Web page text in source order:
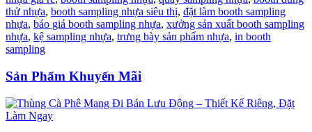
thử nhựa, booth sampling nhựa siêu thị, đặt làm booth sampling
nhựa, báo giá booth sampling nhựa, xưởng sản xuất booth sampling
nhựa, kệ sampling nhựa, trưng bày sản phẩm nhựa, in booth
sampling
Sản Phẩm Khuyến Mãi